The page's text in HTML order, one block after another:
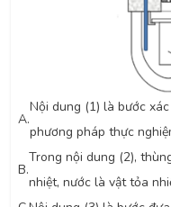
A.
Nội dung (1) là bước
phương pháp thực
B.
Trong nội dung (2),
nhiệt, nước là vật tỏa